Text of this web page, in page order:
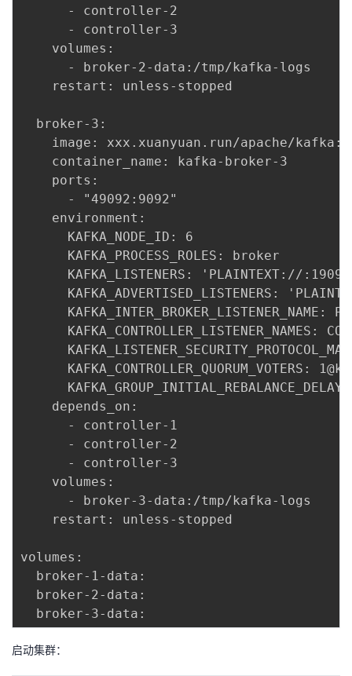
      - controller-2
      - controller-3
    volumes:
      - broker-2-data:/tmp/kafka-logs
    restart: unless-stopped
  broker-3:
image: xxx.xuanyuan.run/apache/
    container_name: kafka-broker-3
    ports:
      - "49092:9092"
    environment:
      KAFKA_NODE_ID: 6
      KAFKA_PROCESS_ROLES: broker
KAFKA_LISTENERS: 'PLAINTEXT://
KAFKA_ADVERTISED_LISTENERS:
KAFKA_INTER_BROKER_LISTENER_NAME:
KAFKA_CONTROLLER_LISTENER_NAMES:
KAFKA_CONTROLLER_QUORUM_VOTERS:
    depends_on:
      - controller-1
      - controller-2
      - controller-3
    volumes:
      - broker-3-data:/tmp/kafka-logs
    restart: unless-stopped
volumes:
  broker-1-data:
  broker-2-data:
启动集群：